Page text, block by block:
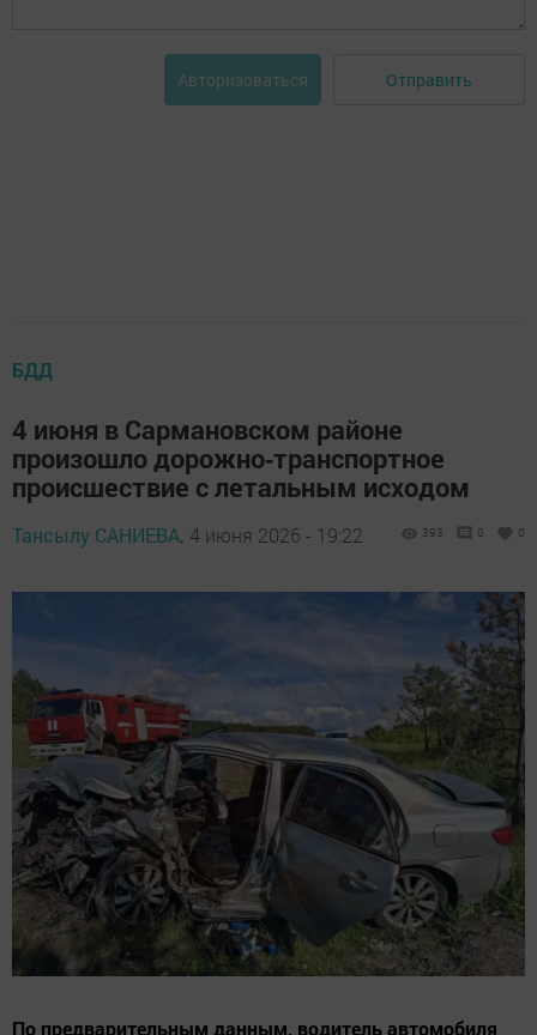
Авторизоваться Отправить
БДД
4 июня в Сармановском районе
произошло дорожно‑транспортное
происшествие с летальным исходом
Тансылу САНИЕВА, 4 июня 2026 - 19:22 393 0 0
По предварительным данным, водитель автомобиля